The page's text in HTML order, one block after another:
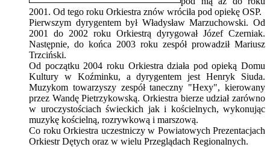
2001. Od tego roku Orkiestra znów wróciła pod opiekę OSP.
Pierwszym dyrygentem był Władysław Marzuchowski. Od
2001 do 2002 roku Orkiestrą dyrygował Józef Czerniak.
Następnie, do końca 2003 roku zespół prowadził Mariusz
Trzciński.
Od początku 2004 roku Orkiestra działa pod opieką Domu
Kultury w Koźminku, a dyrygentem jest Henryk Siuda.
Muzykom towarzyszy zespół taneczny "Hexy", kierowany
przez Wandę Pietrzykowską. Orkiestra bierze udział zarówno
w uroczystościach świeckich jak i kościelnych, wykonując
muzykę kościelną, rozrywkową i marszową.
Co roku Orkiestra uczestniczy w Powiatowych Prezentacjach
Orkiestr Dętych oraz w wielu Przeglądach Regionalnych.